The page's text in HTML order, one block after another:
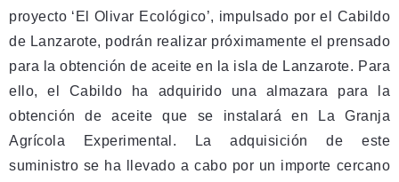
proyecto ‘El Olivar Ecológico’, impulsado por el Cabildo
de Lanzarote, podrán realizar próximamente el prensado
para la obtención de aceite en la isla de Lanzarote. Para
ello, el Cabildo ha adquirido una almazara para la
obtención de aceite que se instalará en La Granja
Agrícola Experimental. La adquisición de este
suministro se ha llevado a cabo por un importe cercano